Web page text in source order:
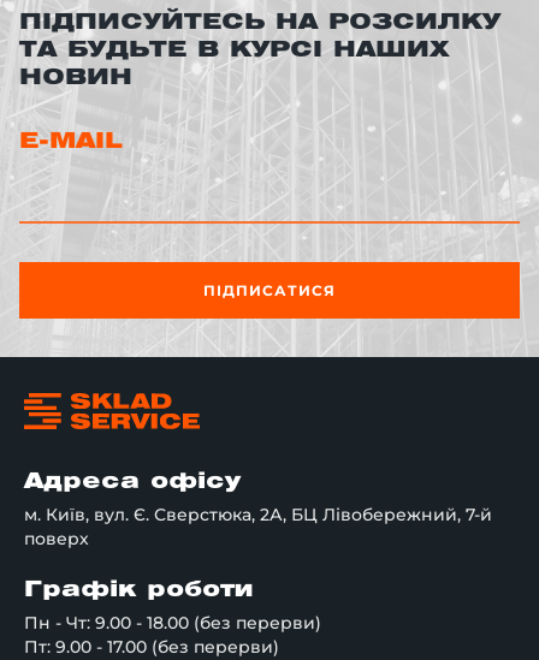
ПІДПИСУЙТЕСЬ НА РОЗСИЛКУ
ТА БУДЬТЕ В КУРСІ НАШИХ
НОВИН
E-MAIL
ПІДПИСАТИСЯ
Адреса офісу
м. Київ, вул. Є. Сверстюка, 2А, БЦ Лівобережний, 7-й
поверх
Графік роботи
Пн - Чт: 9.00 - 18.00 (без перерви)
Пт: 9.00 - 17.00 (без перерви)